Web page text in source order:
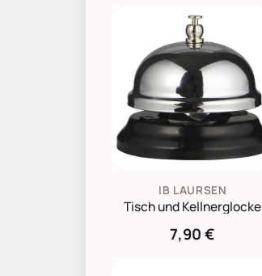
IB LAURSEN
Tisch und Kellnerglocke
7,90 €